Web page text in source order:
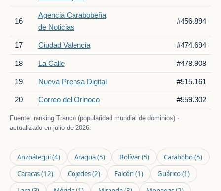
16
Agencia Carabobeña
de Noticias
#456.894
17 Ciudad Valencia #474.694
18 La Calle #478.908
19 Nueva Prensa Digital #515.161
20 Correo del Orinoco #559.302
Fuente: ranking Tranco (popularidad mundial de dominios) ·
actualizado en julio de 2026.
Anzoátegui(4) Aragua(5) Bolívar(5) Carabobo(5)
Caracas(12) Cojedes(2) Falcón (1) Guárico(1)